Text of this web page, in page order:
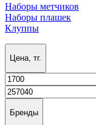
Наборы метчиков
Наборы плашек
Клуппы
Цена, тг.
Бренды